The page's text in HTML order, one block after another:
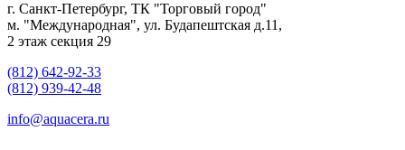
г. Санкт-Петербург, ТК "Торговый город"
м. "Международная", ул. Будапештская д.11,
2 этаж секция 29
(812) 642-92-33
(812) 939-42-48
info@aquacera.ru